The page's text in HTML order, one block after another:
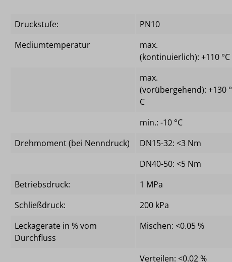
Druckstufe:
PN10
Mediumtemperatur
max.
(kontinuierlich): +110 °C
max.
(vorübergehend): +130 °
C
min.: -10 °C
Drehmoment (bei Nenndruck)
DN15-32: <3 Nm
DN40-50: <5 Nm
Betriebsdruck:
1 MPa
Schließdruck:
200 kPa
Leckagerate in % vom
Durchfluss
Mischen: <0.05 %
Verteilen: <0.02 %